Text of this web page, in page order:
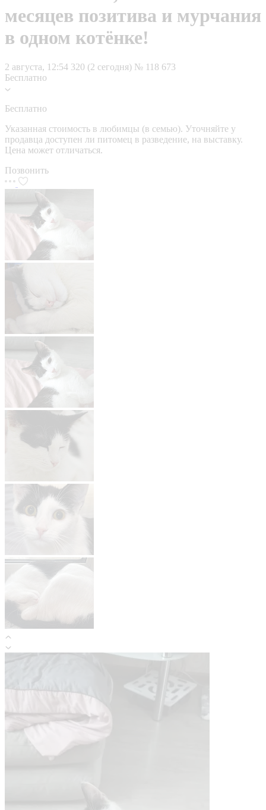
месяцев позитива и мурчания
в одном котёнке!
2 августа, 12:54 320 (2 сегодня) № 118 673
Бесплатно
Бесплатно
Указанная стоимость в любимцы (в семью). Уточняйте у
продавца доступен ли питомец в разведение, на выставку.
Цена может отличаться.
Позвонить